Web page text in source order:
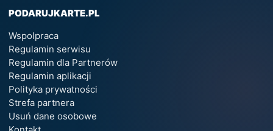
PODARUJKARTE.PL
Wspolpraca
Regulamin serwisu
Regulamin dla Partnerów
Regulamin aplikacji
Polityka prywatności
Strefa partnera
Usuń dane osobowe